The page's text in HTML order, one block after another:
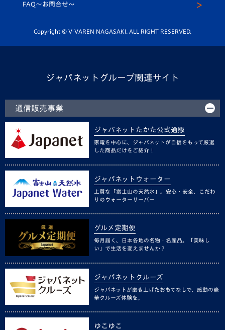
平和祈念活動
ホームタウン活動
スクール
FAQ〜お問合せ〜
Copyright © V-VAREN NAGASAKI. ALL RIGHT RESERVED.
ジャパネットグループ関連サイト
通信販売事業
ジャパネットたかた公式通販
家電を中心に、ジャパネットが自信をもって厳選
した商品だけをご紹介！
ジャパネットウォーター
上質な「富士山の天然水」。安心・安全、こだわ
りのウォーターサーバー
グルメ定期便
毎月届く、日本各地の名物・名産品。「美味し
い」で生活を変えませんか？
ジャパネットクルーズ
ジャパネットが磨き上げたおもてなしで、感動の豪
華クルーズ体験を。
ゆこゆこ